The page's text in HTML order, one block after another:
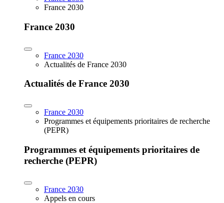
France 2030
France 2030
France 2030
Actualités de France 2030
Actualités de France 2030
France 2030
Programmes et équipements prioritaires de recherche
(PEPR)
Programmes et équipements prioritaires de
recherche (PEPR)
France 2030
Appels en cours